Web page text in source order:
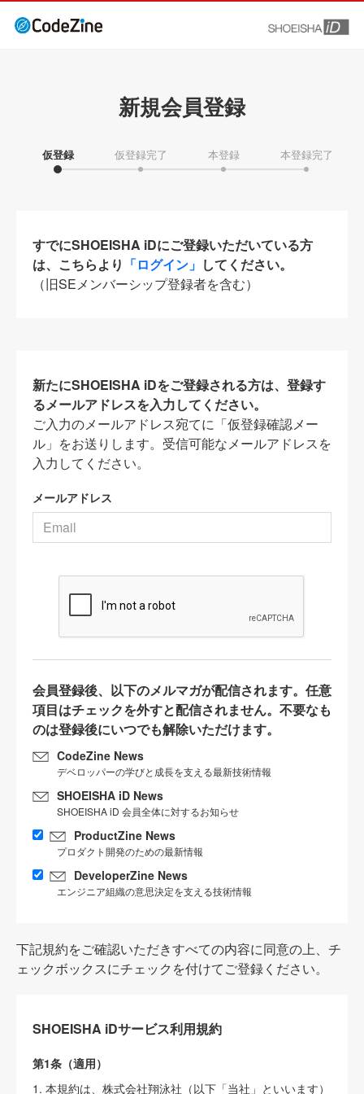
新規会員登録
仮登録 仮登録完了 本登録 本登録完了
すでにSHOEISHA iDにご登録いただいている方
は、こちらより 「ログイン」 してください。
（旧SEメンバーシップ登録者を含む）
新たにSHOEISHA iDをご登録される方は、登録す
るメールアドレスを入力してください。
ご入力のメールアドレス宛てに「仮登録確認メー
ル」をお送りします。受信可能なメールアドレスを
入力してください。
メールアドレス
会員登録後、以下のメルマガが配信されます。任意
項目はチェックを外すと配信されません。不要なも
のは登録後にいつでも解除いただけます。
CodeZine News
デベロッパーの学びと成長を支える最新技術情報
SHOEISHA iD News
SHOEISHA iD 会員全体に対するお知らせ
ProductZine News
プロダクト開発のための最新情報
DeveloperZine News
エンジニア組織の意思決定を支える技術情報
下記規約をご確認いただきすべての内容に同意の上、チ
ェックボックスにチェックを付けてご登録ください。
SHOEISHA iDサービス利用規約
第1条（適用）
1. 本規約は、株式会社翔泳社（以下「当社」といいます）